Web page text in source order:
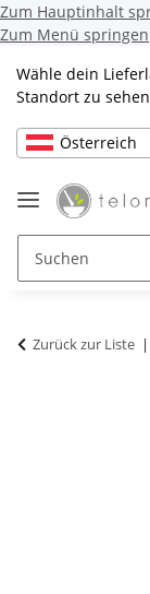
Zum Hauptinhalt
Zum Menü springen
Wähle dein
Standort zu
Österreich
Zurück zur Liste